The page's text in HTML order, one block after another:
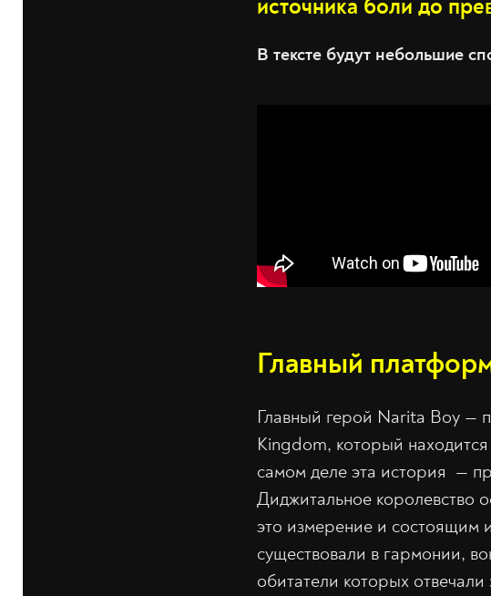
источника боли до
В тексте будут небольшие
Главный
Главный герой Narita Boy —
Kingdom, который
самом деле эта история —
Диджитальное королевство
это измерение и состоящим
существовали в гармонии,
обитатели которых